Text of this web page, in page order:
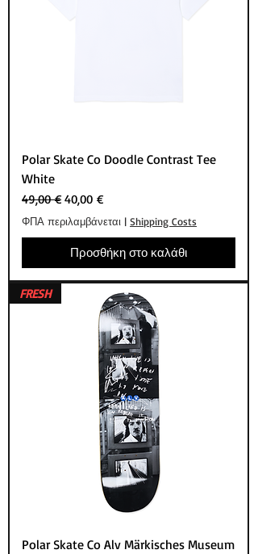
Polar Skate Co Doodle Contrast Tee
White
Κανονική τιμή
49,00 € Τιμή Έκπτωσης
40,00 €
ΦΠΑ περιλαμβάνεται | Shipping Costs
Προσθήκη στο καλάθι
FRESH
Polar Skate Co Alv Märkisches Museum